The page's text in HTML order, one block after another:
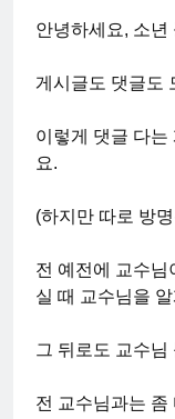
안녕하세요, 소년
게시글도 댓글도
이렇게 댓글 다는
요.
(하지만 따로 방
전 예전에 교수
실 때 교수님을
그 뒤로도 교수
전 교수님과는 좀